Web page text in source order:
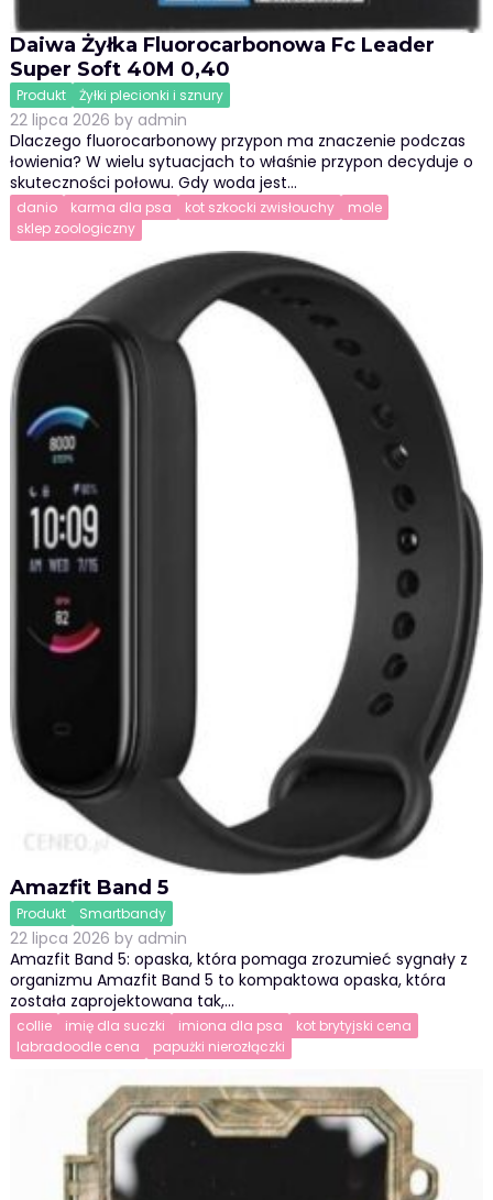
Daiwa Żyłka Fluorocarbonowa Fc Leader
Super Soft 40M 0,40
Produkt Żyłki plecionki i sznury
22 lipca 2026 by admin
Dlaczego fluorocarbonowy przypon ma znaczenie podczas
łowienia? W wielu sytuacjach to właśnie przypon decyduje o
skuteczności połowu. Gdy woda jest…
danio karma dla psa kot szkocki zwisłouchy
mole
sklep zoologiczny
Amazfit Band 5
Produkt Smartbandy
22 lipca 2026 by admin
Amazfit Band 5: opaska, która pomaga zrozumieć sygnały z
organizmu Amazfit Band 5 to kompaktowa opaska, która
została zaprojektowana tak,…
collie imię dla suczki imiona dla psa
kot brytyjski cena
labradoodle cena
papużki nierozłączki